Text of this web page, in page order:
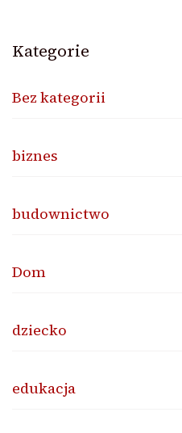
Kategorie
Bez kategorii
biznes
budownictwo
Dom
dziecko
edukacja